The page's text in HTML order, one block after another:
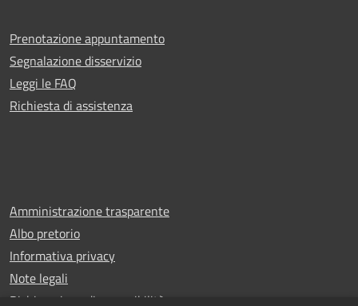
Prenotazione appuntamento
Segnalazione disservizio
Leggi le FAQ
Richiesta di assistenza
Amministrazione trasparente
Albo pretorio
Informativa privacy
Note legali
Dichiarazione di accessibilità